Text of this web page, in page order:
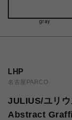
gray
LHP
名古屋PARCO
JULIUS/ユリ
Abstract